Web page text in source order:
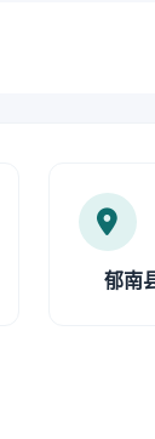
郁南